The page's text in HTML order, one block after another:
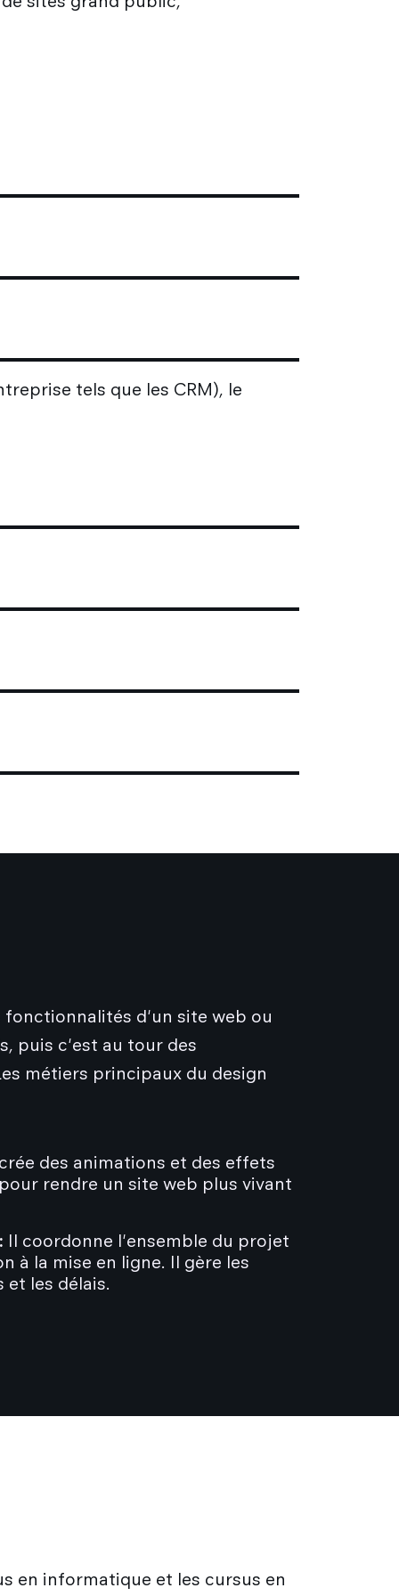
tels que les CRM), le
fonctionnalités d'un site web ou
puis c'est au tour des
métiers principaux du design
des animations et des effets
rendre un site web plus vivant
Il coordonne l'ensemble du projet
à la mise en ligne. Il gère les
et les délais.
en informatique et les cursus en